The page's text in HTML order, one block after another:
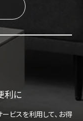
利に
ビスを利用して、お得